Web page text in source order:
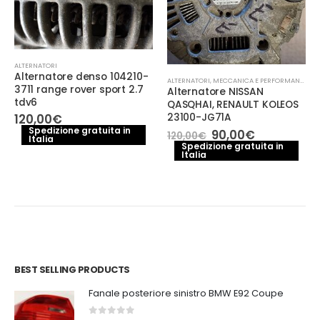
ALTERNATORI
Alternatore denso 104210-
3711 range rover sport 2.7
tdv6
120,00€
Spedizione gratuita in
Italia
ALTERNATORI, MECCANICA E PERFORMANCE
Alternatore NISSAN
QASQHAI, RENAULT KOLEOS
23100-JG71A
120,00€ Il
prezzo
originale
90,00€Il
prezzo
attuale
Spedizione gratuita in
Italia
BEST SELLING PRODUCTS
Fanale posteriore sinistro BMW E92 Coupe